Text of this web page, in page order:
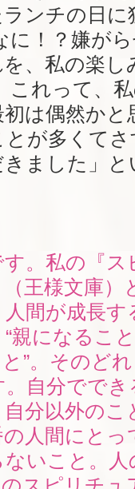
ンチの日
に！？嫌が
、私の楽し
これって、
は偶然かと
が多くて
ました」
す。私の『
王様文庫）
間が成長す
親になるこ
”。そのど
自分でで
分以外のこ
人間にとっ
いこと。